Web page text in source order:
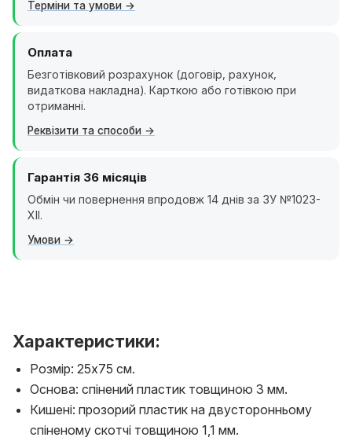
Терміни та умови
Оплата
Безготівковий розрахунок (договір, рахунок,
видаткова накладна). Карткою або готівкою при
отриманні.
Реквізити та способи
Гарантія 36 місяців
Обмін чи повернення впродовж 14 днів за ЗУ №1023-
XII.
Умови
Характеристики:
Розмір: 25х75 см.
Основа: спінений пластик товщиною 3 мм.
Кишені: прозорий пластик на двусторонньому
спіненому скотчі товщиною 1,1 мм.